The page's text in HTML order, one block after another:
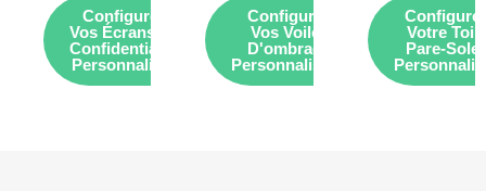
Configurez
Vos Écrans De
Confidentialité
Personnalisés
Configurez
Vos Voiles
D'ombrage
Personnalisées
Votre
Pare-